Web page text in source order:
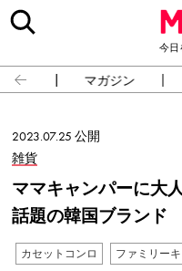
今日
占い マガジン
2023.07.25 公開
雑貨
ママキャンパーに大
話題の韓国ブランド
カセットコンロ ファミリー